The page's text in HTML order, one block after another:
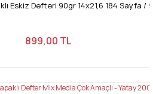
Eskiz Defteri 90gr 14x21,6 184 Sayfa /
899,00 TL